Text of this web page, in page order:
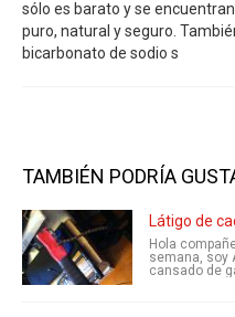
sólo es barato y se
puro, natural y seguro.
bicarbonato de sodio s
TAMBIÉN PODRÍA
Látigo de
Hola
semana, soy
cansado de